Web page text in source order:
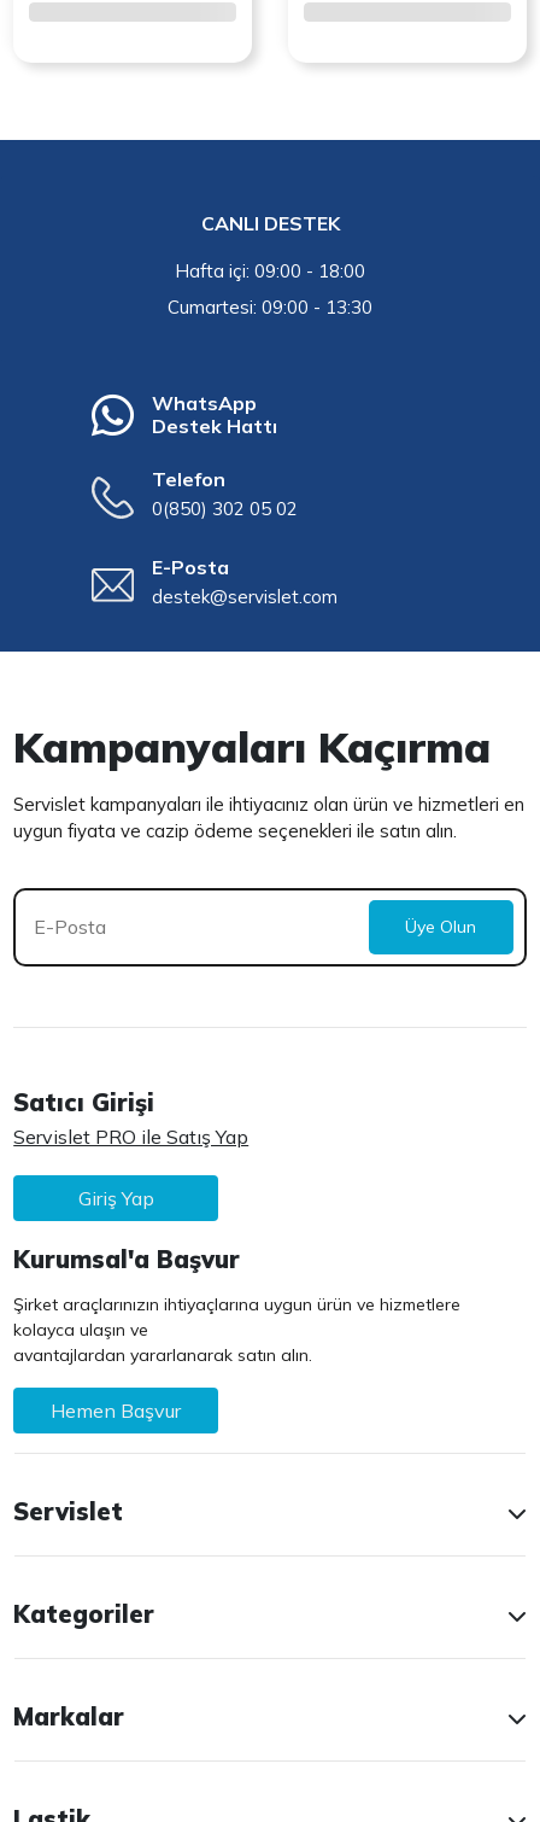
CANLI DESTEK
Hafta içi: 09:00 - 18:00
Cumartesi: 09:00 - 13:30
WhatsApp
Destek Hattı
Telefon
0(850) 302 05 02
E-Posta
destek@servislet.com
Kampanyaları Kaçırma
Servislet kampanyaları ile ihtiyacınız olan ürün ve hizmetleri en
uygun fiyata ve cazip ödeme seçenekleri ile satın alın.
Üye Olun
Satıcı Girişi
Servislet PRO ile Satış Yap
Giriş Yap
Kurumsal'a Başvur
Şirket araçlarınızın ihtiyaçlarına uygun ürün ve hizmetlere
kolayca ulaşın ve
avantajlardan yararlanarak satın alın.
Hemen Başvur
Servislet
Kategoriler
Markalar